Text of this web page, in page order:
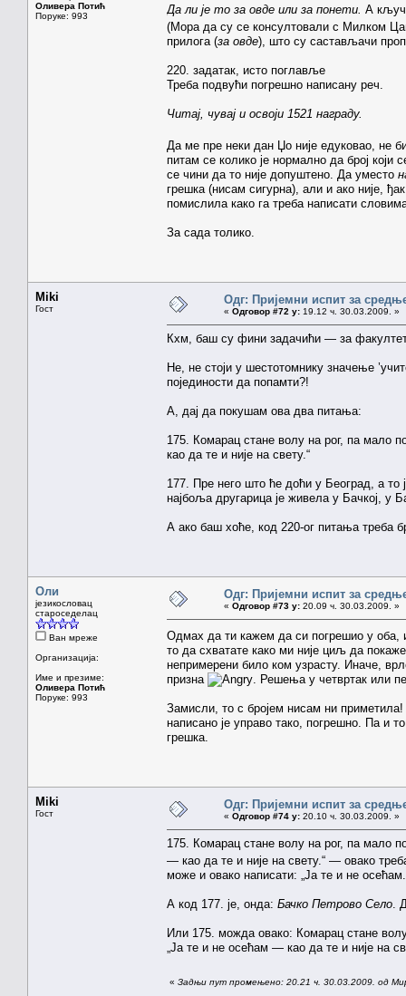
Оливера Потић
Поруке: 993
Да ли је то за овде или за понети. А
(Мора да су се консултовали с Милком
прилога (за овде), што су састављачи
220. задатак, исто поглавље
Треба подвући погрешно написану реч.
Читај, чувај и освоји 1521 награду.
Да ме пре неки дан Џо није едуковао, не
питам се колико је нормално да број који
се чини да то није допуштено. Да уместо
грешка (нисам сигурна), али и ако није,
помислила како га треба написати
За сада толико.
Miki
Гост
Одг: Пријемни испит за
« Одговор #72 у: 19.12 ч. 30.03.2009. »
Кхм, баш су фини задачићи — за
Не, не стоји у шестотомнику значење
појединости да попамти?!
А, дај да покушам ова два питања:
175. Комарац стане волу на рог, па мало
као да те и није на свету.“
177. Пре него што ће доћи у Београд, а то
најбоља другарица је живела у Бачкој, у
А ако баш хоће, код 220-ог питања треба
Оли
језикословац
староседелац
Ван мреже
Организација:
Име и презиме:
Оливера Потић
Поруке: 993
Одг: Пријемни испит за
« Одговор #73 у: 20.09 ч. 30.03.2009. »
Одмах да ти кажем да си погрешио у
то да схватате како ми није циљ да
непримерени било ком узрасту. Иначе,
призна
. Решења у четвртак или
Замисли, то с бројем нисам ни
написано је управо тако, погрешно. Па и
грешка.
Miki
Гост
Одг: Пријемни испит за
« Одговор #74 у: 20.10 ч. 30.03.2009. »
175. Комарац стане волу на рог, па мало
— као да те и није на свету.“ — овако
може и овако написати: „Ја те и не
А код 177. је, онда: Бачко Петрово Село .
Или 175. можда овако: Комарац стане
„Ја те и не осећам — као да те и није на
« Задњи пут промењено: 20.21 ч. 30.03.2009. од